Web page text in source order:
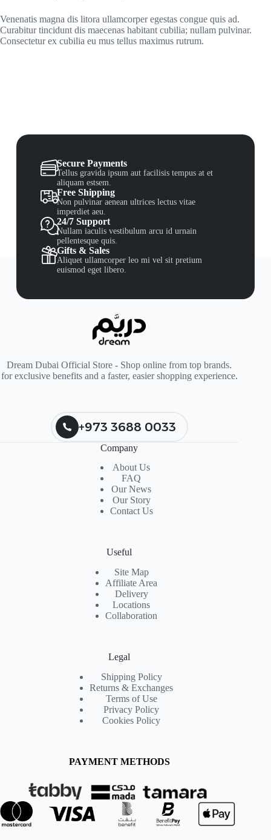
Venenatis magna dis litora ullamcorper egestas congue quis ad.
Curabitur tincidunt dis maecenas habitant cubilia; nullam pulvinar.
Consectetur ex cubilia eu mus tellus maximus rutrum.
Secure Payments
Tellus gravida ipsum aut facilisis tempus at et
aliquam estsem.
Free Shipping
Non pulvinar aenean ultrices lectus vitae
imperdiet aeu.
24/7 Support
Nullam iaculis vestibulum arcu id urnain
pellentesque quis.
Gifts & Sales
Aliquet ullamcorper leo mi vel sit pretium
euismod eget libero.
Dream Dubai Official Store - Shop online from top brands.
for exclusive benefits and a faster, easier shopping experience.
+973 3688 0033
Company
About Us
FAQ
Our News
Our Story
Contact Us
Useful
Site Map
Affiliate Area
Delivery
Locations
Collaboration
Legal
Shipping Policy
Returns & Exchanges
Terms of Use
Privacy Policy
Cookies Policy
PAYMENT METHODS